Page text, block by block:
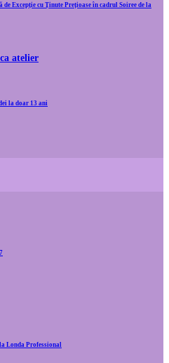
Excepție cu Ținute Prețioase în cadrul Soiree de la
la doar 13 ani
Londa Professional